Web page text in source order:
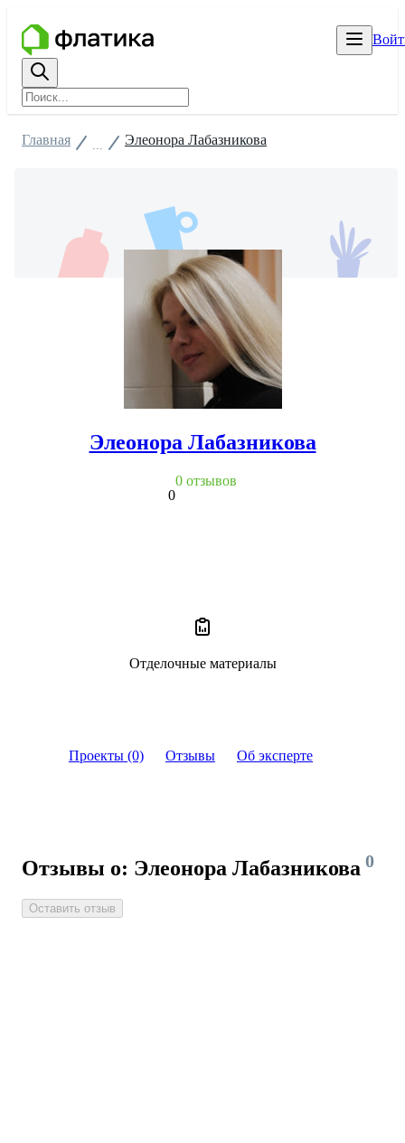
Проекты (0) Отзывы Об эксперте
Отзывы о: Элеонора Лабазникова 0
Оставить отзыв
Главная Элеонора Лабазникова
Элеонора Лабазникова
0
0 отзывов
Отделочные материалы